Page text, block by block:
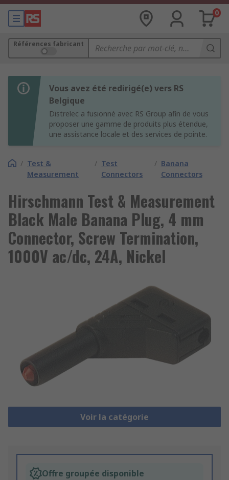
0
Références fabricant
Vous avez été redirigé(e) vers RS
Belgique
Distrelec a fusionné avec RS Group afin de vous
proposer une gamme de produits plus étendue,
une assistance locale et des services de pointe.
/ Test &
Measurement
/ Test
Connectors
/ Banana
Connectors
Hirschmann Test & Measurement
Black Male Banana Plug, 4 mm
Connector, Screw Termination,
1000V ac/dc, 24A, Nickel
Voir la catégorie
Offre groupée disponible